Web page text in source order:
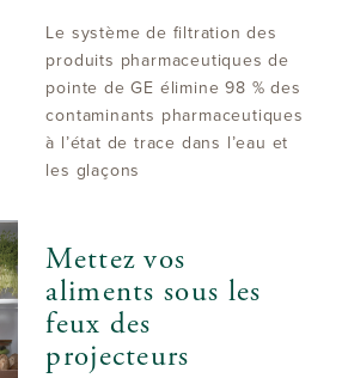
Le système de filtration des
produits pharmaceutiques de
pointe de GE élimine 98 % des
contaminants pharmaceutiques
à l’état de trace dans l’eau et
les glaçons
Mettez vos
aliments sous les
feux des
projecteurs